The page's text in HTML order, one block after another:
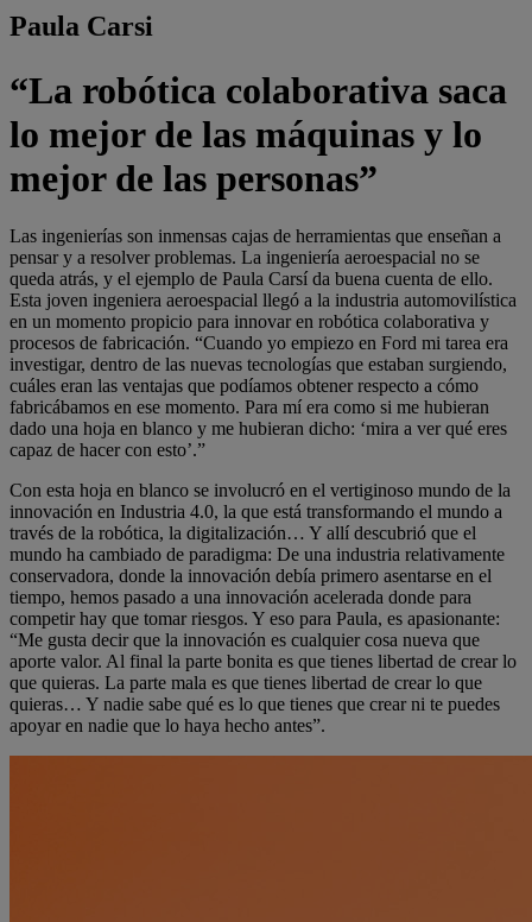
Paula Carsi
“La robótica colaborativa saca
lo mejor de las máquinas y lo
mejor de las personas”
Las ingenierías son inmensas cajas de herramientas que enseñan a
pensar y a resolver problemas. La ingeniería aeroespacial no se
queda atrás, y el ejemplo de Paula Carsí da buena cuenta de ello.
Esta joven ingeniera aeroespacial llegó a la industria automovilística
en un momento propicio para innovar en robótica colaborativa y
procesos de fabricación. “Cuando yo empiezo en Ford mi tarea era
investigar, dentro de las nuevas tecnologías que estaban surgiendo,
cuáles eran las ventajas que podíamos obtener respecto a cómo
fabricábamos en ese momento. Para mí era como si me hubieran
dado una hoja en blanco y me hubieran dicho: ‘mira a ver qué eres
capaz de hacer con esto’.”
Con esta hoja en blanco se involucró en el vertiginoso mundo de la
innovación en Industria 4.0, la que está transformando el mundo a
través de la robótica, la digitalización… Y allí descubrió que el
mundo ha cambiado de paradigma: De una industria relativamente
conservadora, donde la innovación debía primero asentarse en el
tiempo, hemos pasado a una innovación acelerada donde para
competir hay que tomar riesgos. Y eso para Paula, es apasionante:
“Me gusta decir que la innovación es cualquier cosa nueva que
aporte valor. Al final la parte bonita es que tienes libertad de crear lo
que quieras. La parte mala es que tienes libertad de crear lo que
quieras… Y nadie sabe qué es lo que tienes que crear ni te puedes
apoyar en nadie que lo haya hecho antes”.